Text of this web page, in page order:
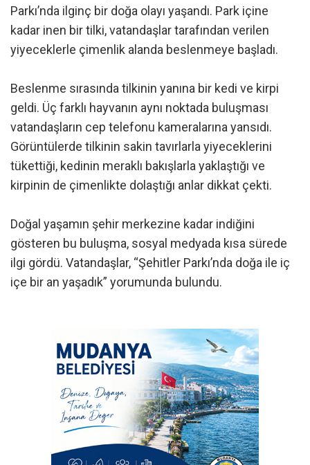
Parkı’nda ilginç bir doğa olayı yaşandı. Park içine
kadar inen bir tilki, vatandaşlar tarafından verilen
yiyeceklerle çimenlik alanda beslenmeye başladı.
Beslenme sırasında tilkinin yanına bir kedi ve kirpi
geldi. Üç farklı hayvanın aynı noktada buluşması
vatandaşların cep telefonu kameralarına yansıdı.
Görüntülerde tilkinin sakin tavırlarla yiyeceklerini
tükettiği, kedinin meraklı bakışlarla yaklaştığı ve
kirpinin de çimenlikte dolaştığı anlar dikkat çekti.
Doğal yaşamın şehir merkezine kadar indiğini
gösteren bu buluşma, sosyal medyada kısa sürede
ilgi gördü. Vatandaşlar, “Şehitler Parkı’nda doğa ile iç
içe bir an yaşadık” yorumunda bulundu.